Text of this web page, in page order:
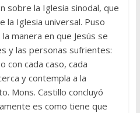
sobre la Iglesia sinodal, que
la Iglesia universal. Puso
manera en que Jesús se
y las personas sufrientes:
con cada caso, cada
y contempla a la
Mons. Castillo concluyó
es como tiene que